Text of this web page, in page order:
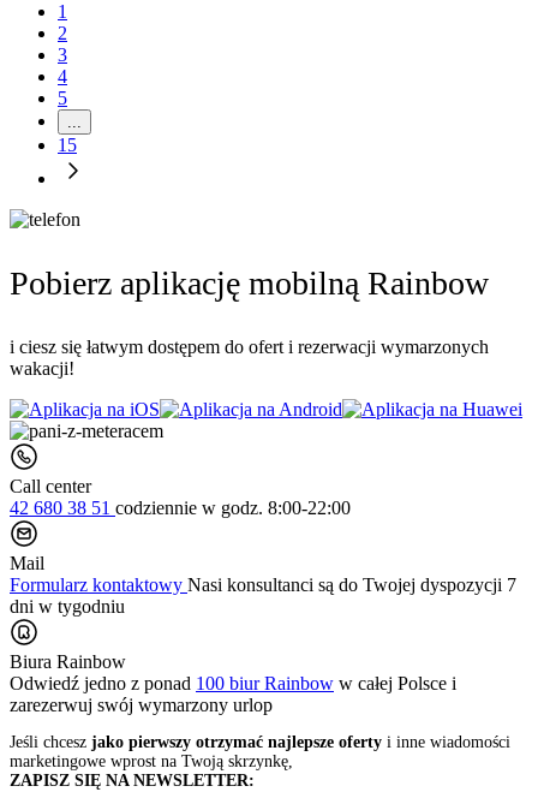
1
2
3
4
5
...
15
Pobierz aplikację mobilną Rainbow
i ciesz się łatwym dostępem do ofert i rezerwacji wymarzonych
wakacji!
Call center
42 680 38 51 codziennie w godz. 8:00-22:00
Mail
Formularz kontaktowy Nasi konsultanci są do Twojej dyspozycji 7
dni w tygodniu
Biura Rainbow
Odwiedź jedno z ponad 100 biur Rainbow w całej Polsce i
zarezerwuj swój wymarzony urlop
Jeśli chcesz jako pierwszy otrzymać najlepsze oferty i inne wiadomości
marketingowe wprost na Twoją skrzynkę,
ZAPISZ SIĘ NA NEWSLETTER: